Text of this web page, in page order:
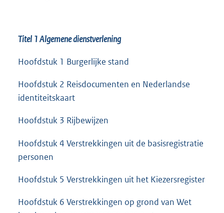
Titel 1 Algemene dienstverlening
Hoofdstuk 1 Burgerlijke stand
Hoofdstuk 2 Reisdocumenten en Nederlandse
identiteitskaart
Hoofdstuk 3 Rijbewijzen
Hoofdstuk 4 Verstrekkingen uit de basisregistratie
personen
Hoofdstuk 5 Verstrekkingen uit het Kiezersregister
Hoofdstuk 6 Verstrekkingen op grond van Wet